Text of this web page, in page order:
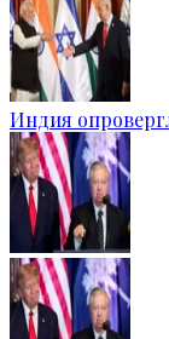
Индия